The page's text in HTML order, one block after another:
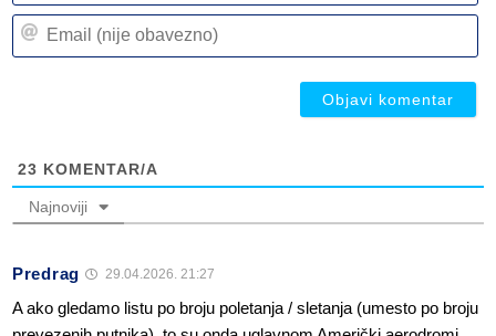
23 KOMENTAR/A
Najnoviji
Predrag 29.04.2026. 21:27
A ako gledamo listu po broju poletanja / sletanja (umesto po broju